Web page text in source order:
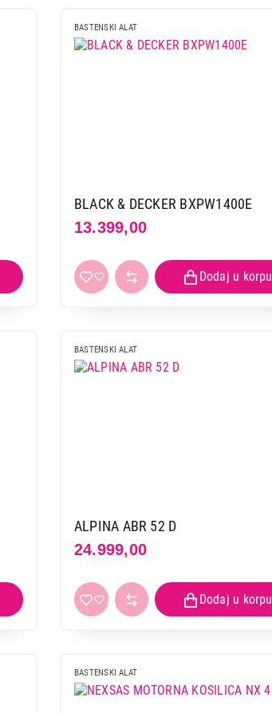
BASTENSKI ALAT
BLACK & DECKER BXPW1400E
13.399,00
BASTENSKI ALAT
ALPINA ABR 52 D
24.999,00
BASTENSKI ALAT
GL250